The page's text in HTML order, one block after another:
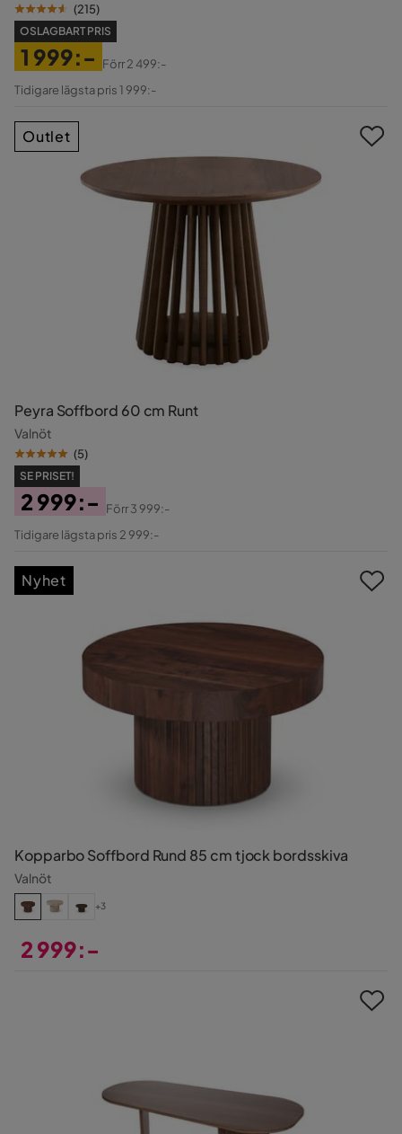
(215)
OSLAGBART PRIS
Pris
1 999:-
Original
Förr2 499:-
Tidigare lägsta pris 1 999:-
Peyra Soffbord 60 cm Runt
Valnöt
(5)
SE PRISET!
Pris
2 999:-
Original
Förr3 999:-
Tidigare lägsta pris 2 999:-
Outlet
Kopparbo Soffbord Rund 85 cm tjock bordsskiva
Valnöt
+3
2 999:-
Nyhet